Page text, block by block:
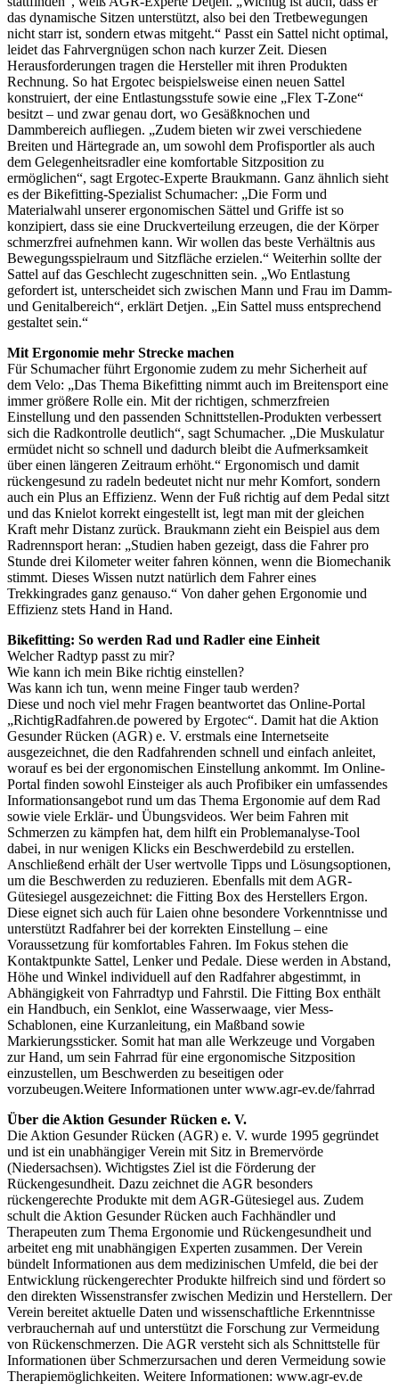
das dynamische Sitzen unterstützt, also bei den Tretbewegungen
nicht starr ist, sondern etwas mitgeht.“ Passt ein Sattel nicht optimal,
leidet das Fahrvergnügen schon nach kurzer Zeit. Diesen
Herausforderungen tragen die Hersteller mit ihren Produkten
Rechnung. So hat Ergotec beispielsweise einen neuen Sattel
konstruiert, der eine Entlastungsstufe sowie eine „Flex T-Zone“
besitzt – und zwar genau dort, wo Gesäßknochen und
Dammbereich aufliegen. „Zudem bieten wir zwei verschiedene
Breiten und Härtegrade an, um sowohl dem Profisportler als auch
dem Gelegenheitsradler eine komfortable Sitzposition zu
ermöglichen“, sagt Ergotec-Experte Braukmann. Ganz ähnlich sieht
es der Bikefitting-Spezialist Schumacher: „Die Form und
Materialwahl unserer ergonomischen Sättel und Griffe ist so
konzipiert, dass sie eine Druckverteilung erzeugen, die der Körper
schmerzfrei aufnehmen kann. Wir wollen das beste Verhältnis aus
Bewegungsspielraum und Sitzfläche erzielen.“ Weiterhin sollte der
Sattel auf das Geschlecht zugeschnitten sein. „Wo Entlastung
gefordert ist, unterscheidet sich zwischen Mann und Frau im Damm-
und Genitalbereich“, erklärt Detjen. „Ein Sattel muss entsprechend
gestaltet sein.“
Mit Ergonomie mehr Strecke machen
Für Schumacher führt Ergonomie zudem zu mehr Sicherheit auf
dem Velo: „Das Thema Bikefitting nimmt auch im Breitensport eine
immer größere Rolle ein. Mit der richtigen, schmerzfreien
Einstellung und den passenden Schnittstellen-Produkten verbessert
sich die Radkontrolle deutlich“, sagt Schumacher. „Die Muskulatur
ermüdet nicht so schnell und dadurch bleibt die Aufmerksamkeit
über einen längeren Zeitraum erhöht.“ Ergonomisch und damit
rückengesund zu radeln bedeutet nicht nur mehr Komfort, sondern
auch ein Plus an Effizienz. Wenn der Fuß richtig auf dem Pedal sitzt
und das Knielot korrekt eingestellt ist, legt man mit der gleichen
Kraft mehr Distanz zurück. Braukmann zieht ein Beispiel aus dem
Radrennsport heran: „Studien haben gezeigt, dass die Fahrer pro
Stunde drei Kilometer weiter fahren können, wenn die Biomechanik
stimmt. Dieses Wissen nutzt natürlich dem Fahrer eines
Trekkingrades ganz genauso.“ Von daher gehen Ergonomie und
Effizienz stets Hand in Hand.
Bikefitting: So werden Rad und Radler eine Einheit
Welcher Radtyp passt zu mir?
Wie kann ich mein Bike richtig einstellen?
Was kann ich tun, wenn meine Finger taub werden?
Diese und noch viel mehr Fragen beantwortet das Online-Portal
„RichtigRadfahren.de powered by Ergotec“. Damit hat die Aktion
Gesunder Rücken (AGR) e. V. erstmals eine Internetseite
ausgezeichnet, die den Radfahrenden schnell und einfach anleitet,
worauf es bei der ergonomischen Einstellung ankommt. Im Online-
Portal finden sowohl Einsteiger als auch Profibiker ein umfassendes
Informationsangebot rund um das Thema Ergonomie auf dem Rad
sowie viele Erklär- und Übungsvideos. Wer beim Fahren mit
Schmerzen zu kämpfen hat, dem hilft ein Problemanalyse-Tool
dabei, in nur wenigen Klicks ein Beschwerdebild zu erstellen.
Anschließend erhält der User wertvolle Tipps und Lösungsoptionen,
um die Beschwerden zu reduzieren. Ebenfalls mit dem AGR-
Gütesiegel ausgezeichnet: die Fitting Box des Herstellers Ergon.
Diese eignet sich auch für Laien ohne besondere Vorkenntnisse und
unterstützt Radfahrer bei der korrekten Einstellung – eine
Voraussetzung für komfortables Fahren. Im Fokus stehen die
Kontaktpunkte Sattel, Lenker und Pedale. Diese werden in Abstand,
Höhe und Winkel individuell auf den Radfahrer abgestimmt, in
Abhängigkeit von Fahrradtyp und Fahrstil. Die Fitting Box enthält
ein Handbuch, ein Senklot, eine Wasserwaage, vier Mess-
Schablonen, eine Kurzanleitung, ein Maßband sowie
Markierungssticker. Somit hat man alle Werkzeuge und Vorgaben
zur Hand, um sein Fahrrad für eine ergonomische Sitzposition
einzustellen, um Beschwerden zu beseitigen oder
vorzubeugen.Weitere Informationen unter www.agr-ev.de/fahrrad
Über die Aktion Gesunder Rücken e. V.
Die Aktion Gesunder Rücken (AGR) e. V. wurde 1995 gegründet
und ist ein unabhängiger Verein mit Sitz in Bremervörde
(Niedersachsen). Wichtigstes Ziel ist die Förderung der
Rückengesundheit. Dazu zeichnet die AGR besonders
rückengerechte Produkte mit dem AGR-Gütesiegel aus. Zudem
schult die Aktion Gesunder Rücken auch Fachhändler und
Therapeuten zum Thema Ergonomie und Rückengesundheit und
arbeitet eng mit unabhängigen Experten zusammen. Der Verein
bündelt Informationen aus dem medizinischen Umfeld, die bei der
Entwicklung rückengerechter Produkte hilfreich sind und fördert so
den direkten Wissenstransfer zwischen Medizin und Herstellern. Der
Verein bereitet aktuelle Daten und wissenschaftliche Erkenntnisse
verbrauchernah auf und unterstützt die Forschung zur Vermeidung
von Rückenschmerzen. Die AGR versteht sich als Schnittstelle für
Informationen über Schmerzursachen und deren Vermeidung sowie
Therapiemöglichkeiten. Weitere Informationen: www.agr-ev.de